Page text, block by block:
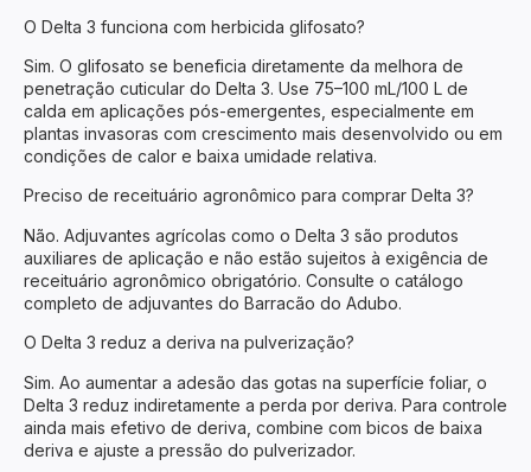
O Delta 3 funciona com herbicida glifosato?
Sim. O glifosato se beneficia diretamente da melhora de
penetração cuticular do Delta 3. Use 75–100 mL/100 L de
calda em aplicações pós-emergentes, especialmente em
plantas invasoras com crescimento mais desenvolvido ou em
condições de calor e baixa umidade relativa.
Preciso de receituário agronômico para comprar Delta 3?
Não. Adjuvantes agrícolas como o Delta 3 são produtos
auxiliares de aplicação e não estão sujeitos à exigência de
receituário agronômico obrigatório. Consulte o catálogo
completo de adjuvantes do Barracão do Adubo.
O Delta 3 reduz a deriva na pulverização?
Sim. Ao aumentar a adesão das gotas na superfície foliar, o
Delta 3 reduz indiretamente a perda por deriva. Para controle
ainda mais efetivo de deriva, combine com bicos de baixa
deriva e ajuste a pressão do pulverizador.